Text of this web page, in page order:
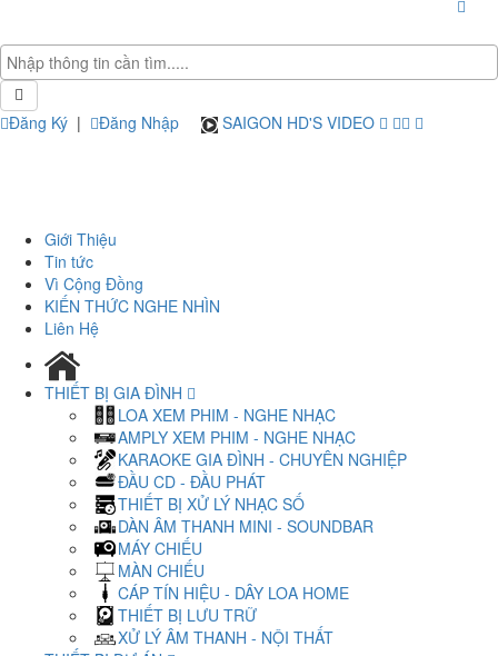
Đăng Ký | Đăng Nhập SAIGON HD'S VIDEO
Giới Thiệu
Tin tức
Vì Cộng Đồng
KIẾN THỨC NGHE NHÌN
Liên Hệ
THIẾT BỊ GIA ĐÌNH
LOA XEM PHIM - NGHE NHẠC
AMPLY XEM PHIM - NGHE NHẠC
KARAOKE GIA ĐÌNH - CHUYÊN NGHIỆP
ĐẦU CD - ĐẦU PHÁT
THIẾT BỊ XỬ LÝ NHẠC SỐ
DÀN ÂM THANH MINI - SOUNDBAR
MÁY CHIẾU
MÀN CHIẾU
CÁP TÍN HIỆU - DÂY LOA HOME
THIẾT BỊ LƯU TRỮ
XỬ LÝ ÂM THANH - NỘI THẤT